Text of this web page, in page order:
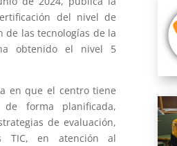
del nivel de
de las tecnologías de la
obtenido el nivel 5
en que el centro tiene
forma planificada,
de evaluación,
TIC, en atención al